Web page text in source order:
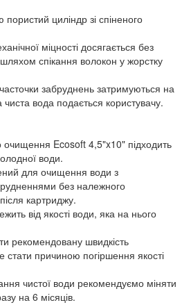
циліндр зі спіненого
міцності досягається без
спікання волокон у жорстку
забруднень затримуються на
вода подається користувачу.
очищення Ecosoft 4,5"x10" підходить
води.
для очищення води з
без належного
картриджу.
від якості води, яка на нього
рекомендовану швидкість
причиною погіршення якості
чистої води рекомендуємо міняти
на 6 місяців.